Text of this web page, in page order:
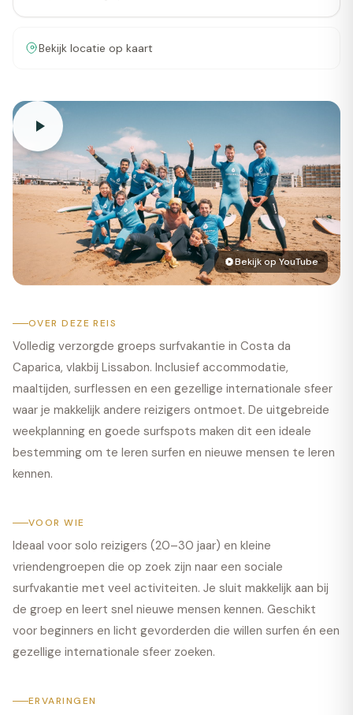
Bekijk locatie op kaart
Bekijk op YouTube
OVER DEZE REIS
Volledig verzorgde groeps surfvakantie in Costa da
Caparica, vlakbij Lissabon. Inclusief accommodatie,
maaltijden, surflessen en een gezellige internationale sfeer
waar je makkelijk andere reizigers ontmoet. De uitgebreide
weekplanning en goede surfspots maken dit een ideale
bestemming om te leren surfen en nieuwe mensen te leren
kennen.
VOOR WIE
Ideaal voor solo reizigers (20–30 jaar) en kleine
vriendengroepen die op zoek zijn naar een sociale
surfvakantie met veel activiteiten. Je sluit makkelijk aan bij
de groep en leert snel nieuwe mensen kennen. Geschikt
voor beginners en licht gevorderden die willen surfen én een
gezellige internationale sfeer zoeken.
ERVARINGEN